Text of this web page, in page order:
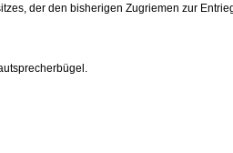
der den bisherigen Zugriemen zur